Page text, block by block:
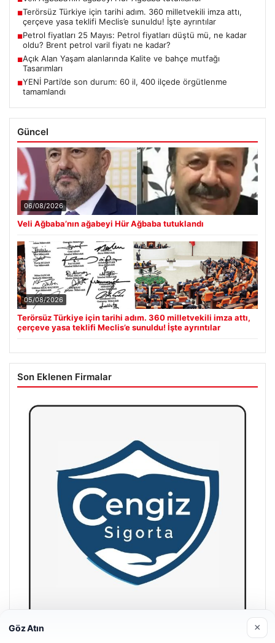
■Terörsüz Türkiye için tarihi adım. 360 milletvekili imza attı,
çerçeve yasa teklifi Meclis’e sunuldu! İşte ayrıntılar
■Petrol fiyatları 25 Mayıs: Petrol fiyatları düştü mü, ne kadar
oldu? Brent petrol varil fiyatı ne kadar?
■Açık Alan Yaşam alanlarında Kalite ve bahçe mutfağı
Tasarımları
■YENİ Parti’de son durum: 60 il, 400 ilçede örgütlenme
tamamlandı
Güncel
06/08/2026
Veli Ağbaba’nın ağabeyi Hür Ağbaba tutuklandı
05/08/2026
Terörsüz Türkiye için tarihi adım. 360 milletvekili imza attı,
çerçeve yasa teklifi Meclis’e sunuldu! İşte ayrıntılar
Son Eklenen Firmalar
Göz Atın ×